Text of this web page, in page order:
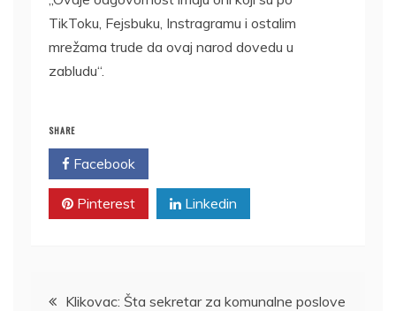
TikToku, Fejsbuku, Instragramu i ostalim
mrežama trude da ovaj narod dovedu u
zabludu“.
SHARE
Facebook
Pinterest Linkedin
Kretanje
Klikovac: Šta sekretar za komunalne poslove